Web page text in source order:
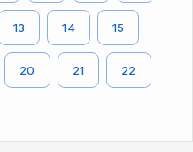
13 14 15
20 21 22